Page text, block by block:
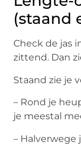
(staand
Check de jas
zittend. Dan
Staand zie je
– Rond je
je meestal
–